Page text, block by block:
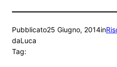
Pubblicato25 Giugno, 2014in
daLuca
Tag: